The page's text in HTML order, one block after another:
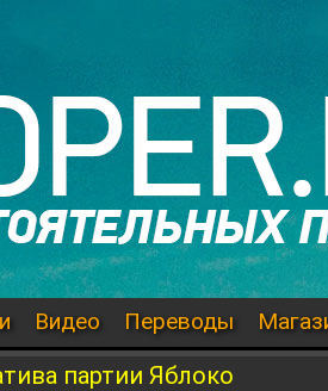
Видео Переводы
партии Яблоко